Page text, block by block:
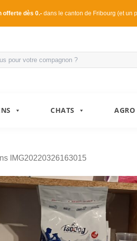
offerte dès 0.- dans le canton de Fribourg (et un
CHATS AGRO
IMG20220326163015